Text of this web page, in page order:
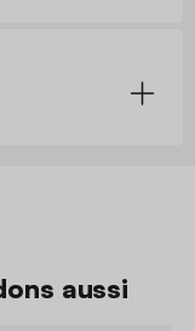
aussi